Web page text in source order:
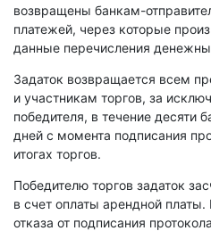
возвращены банкам-
платежей, через которые
данные перечисления
Задаток возвращается всем
и участникам торгов, за
победителя, в течение десяти
дней с момента подписания
итогах торгов.
Победителю торгов задаток
в счет оплаты арендной платы.
отказа от подписания